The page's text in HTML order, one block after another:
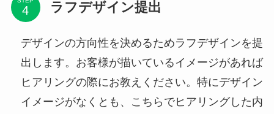
ラフデザイン提出
デザインの方向性を決めるためラフデザインを提
出します。お客様が描いているイメージがあれば
ヒアリングの際にお教えください。特にデザイン
イメージがなくとも、こちらでヒアリングした内